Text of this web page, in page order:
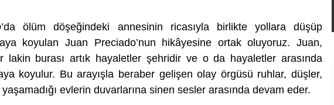
’da ölüm döşeğindeki annesinin ricasıyla birlikte yollara düşüp
koyulan Juan Preciado’nun hikâyesine ortak oluyoruz. Juan,
lakin burası artık hayaletler şehridir ve o da hayaletler arasında
koyulur. Bu arayışla beraber gelişen olay örgüsü ruhlar, düşler,
evlerin duvarlarına sinen sesler arasında devam eder.